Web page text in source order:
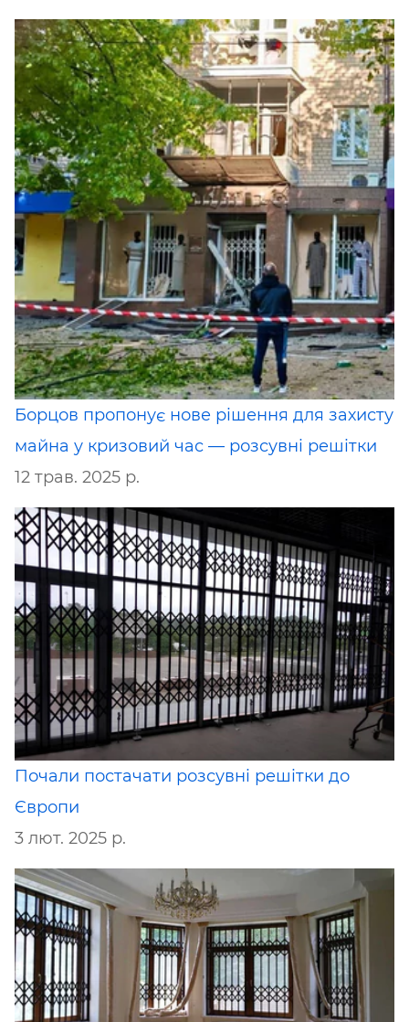
Борцов пропонує нове рішення для захисту
майна у кризовий час — розсувні решітки
12 трав. 2025 р.
Почали постачати розсувні решітки до
Європи
3 лют. 2025 р.